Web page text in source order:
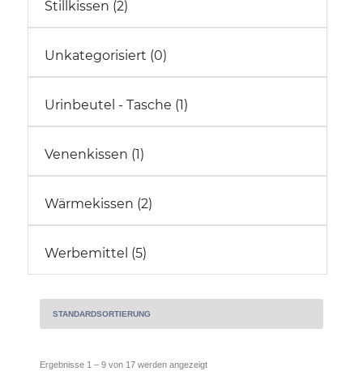
Stillkissen (2)
Unkategorisiert (0)
Urinbeutel - Tasche (1)
Venenkissen (1)
Wärmekissen (2)
Werbemittel (5)
Ergebnisse 1 – 9 von 17 werden angezeigt